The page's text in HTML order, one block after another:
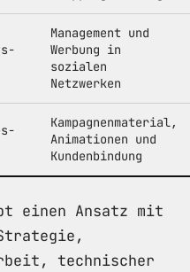
Management und
Werbung in
sozialen
Netzwerken
Kampagnenmaterial,
Animationen und
Kundenbindung
einen Ansatz mit
technischer